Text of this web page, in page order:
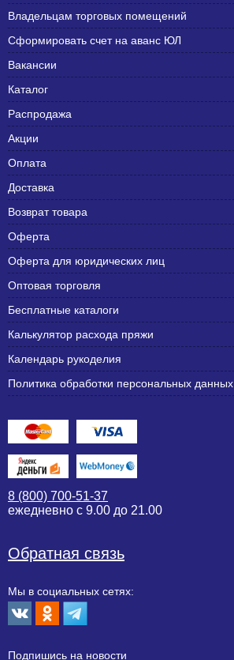
Владельцам торговых помещений
Сформировать счет на аванс ЮЛ
Вакансии
Каталог
Распродажа
Акции
Оплата
Доставка
Возврат товара
Оферта
Оферта для юридических лиц
Оптовая торговля
Бесплатные каталоги
Калькулятор расхода пряжи
Календарь рукоделия
Политика обработки персональных данных
8 (800) 700-51-37
ежедневно с 9.00 до 21.00
Обратная связь
Мы в социальных сетях:
Подпишиcь на новости